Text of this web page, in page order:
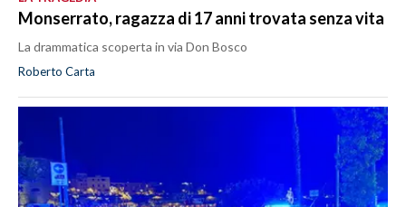
Monserrato, ragazza di 17 anni trovata senza vita
La drammatica scoperta in via Don Bosco
Roberto Carta